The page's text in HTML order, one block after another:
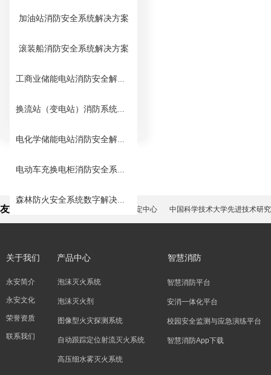
加油站消防安全系统解决方案
滚装船消防安全系统解决方案
工商业储能电站消防安全解决方案
换流站（变电站）消防系统安全解决方案
电化学储能电站消防安全解决方案
电动车充换电柜消防安全系统解决方案
森林防火安全系统数字解决方案
友情链接： 应急管理部消防产品合格评定中心 中国科学技术大学先进技术研
关于我们 产品中心
永安简介
永安文化
荣誉资质
联系我们
泡沫灭火系统
泡沫灭火剂
图像型火灾探测系统
自动跟踪定位射流灭火系统
高压细水雾灭火系统
智慧消防平台
安消一体化平台
校园安全监测与应急演练平台
智慧消防App下载
智慧消防